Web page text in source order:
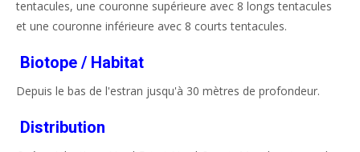
tentacules, une couronne supérieure avec 8 longs tentacules
et une couronne inférieure avec 8 courts tentacules.
Biotope / Habitat
Depuis le bas de l'estran jusqu'à 30 mètres de profondeur.
Distribution